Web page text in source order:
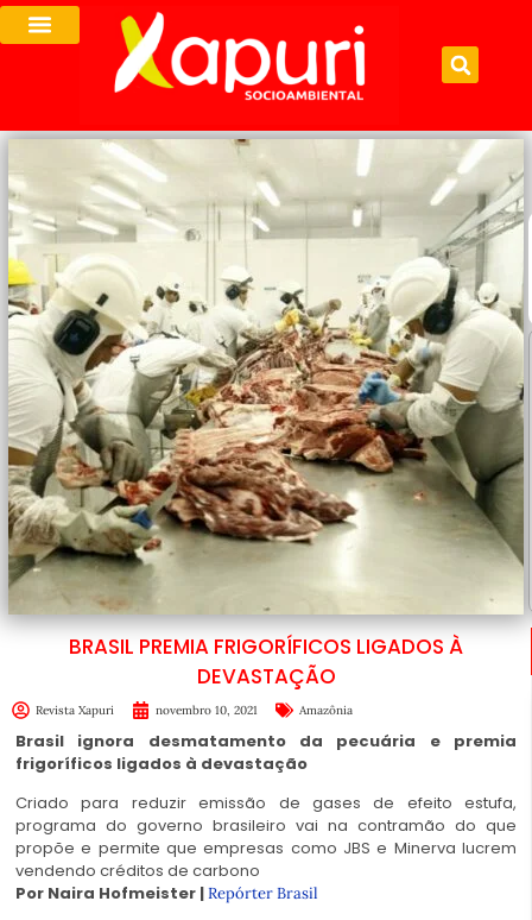
BRASIL PREMIA FRIGORÍFICOS LIGADOS À
DEVASTAÇÃO
Revista Xapuri novembro 10, 2021 Amazônia
Brasil ignora desmatamento da pecuária e premia
frigoríficos ligados à devastação
Criado para reduzir emissão de gases de efeito estufa,
programa do governo brasileiro vai na contramão do que
propõe e permite que empresas como JBS e Minerva lucrem
vendendo créditos de carbono
Por Naira Hofmeister |Repórter Brasil